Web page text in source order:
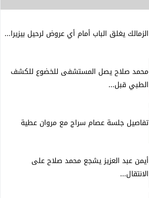
الزمالك يغلق الباب أمام أي عروض لرحيل بيزيرا...
محمد صلاح يصل المستشفى للخضوع للكشف
الطبي قبل...
تفاصيل جلسة عصام سراج مع مروان عطية
أيمن عبد العزيز يشجع محمد صلاح على
الانتقال...